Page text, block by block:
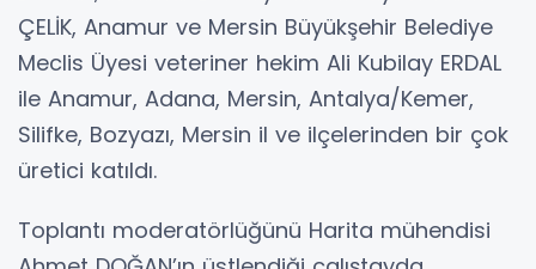
ÇELİK, Anamur ve Mersin Büyükşehir Belediye
Meclis Üyesi veteriner hekim Ali Kubilay ERDAL
ile Anamur, Adana, Mersin, Antalya/Kemer,
Silifke, Bozyazı, Mersin il ve ilçelerinden bir çok
üretici katıldı.
Toplantı moderatörlüğünü Harita mühendisi